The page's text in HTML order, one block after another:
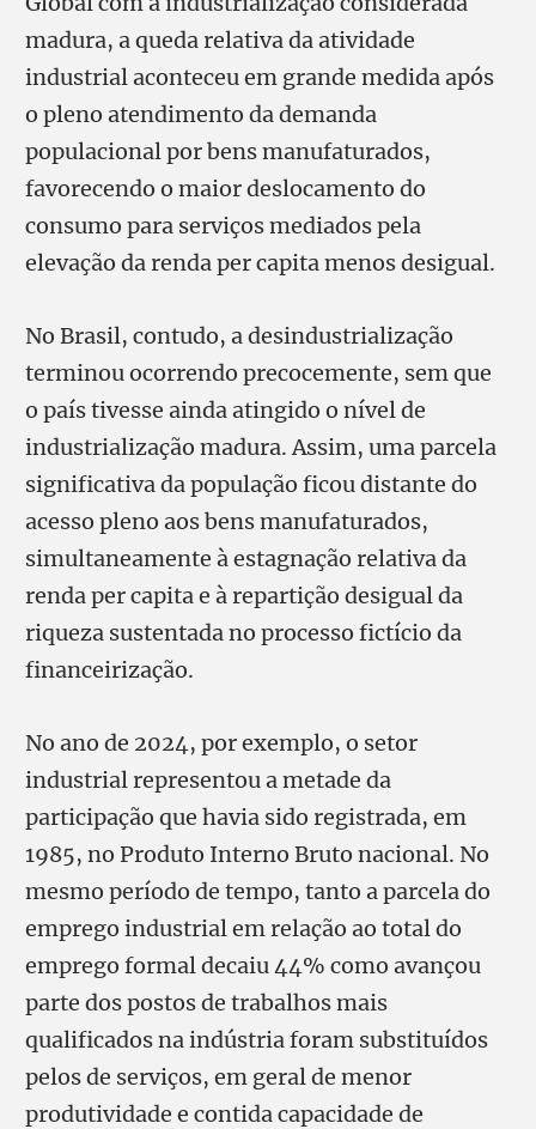
madura, a queda relativa da atividade
industrial aconteceu em grande medida após
o pleno atendimento da demanda
populacional por bens manufaturados,
favorecendo o maior deslocamento do
consumo para serviços mediados pela
elevação da renda per capita menos desigual.
No Brasil, contudo, a desindustrialização
terminou ocorrendo precocemente, sem que
o país tivesse ainda atingido o nível de
industrialização madura. Assim, uma parcela
significativa da população ficou distante do
acesso pleno aos bens manufaturados,
simultaneamente à estagnação relativa da
renda per capita e à repartição desigual da
riqueza sustentada no processo fictício da
financeirização.
No ano de 2024, por exemplo, o setor
industrial representou a metade da
participação que havia sido registrada, em
1985, no Produto Interno Bruto nacional. No
mesmo período de tempo, tanto a parcela do
emprego industrial em relação ao total do
emprego formal decaiu 44% como avançou
parte dos postos de trabalhos mais
qualificados na indústria foram substituídos
pelos de serviços, em geral de menor
produtividade e contida capacidade de